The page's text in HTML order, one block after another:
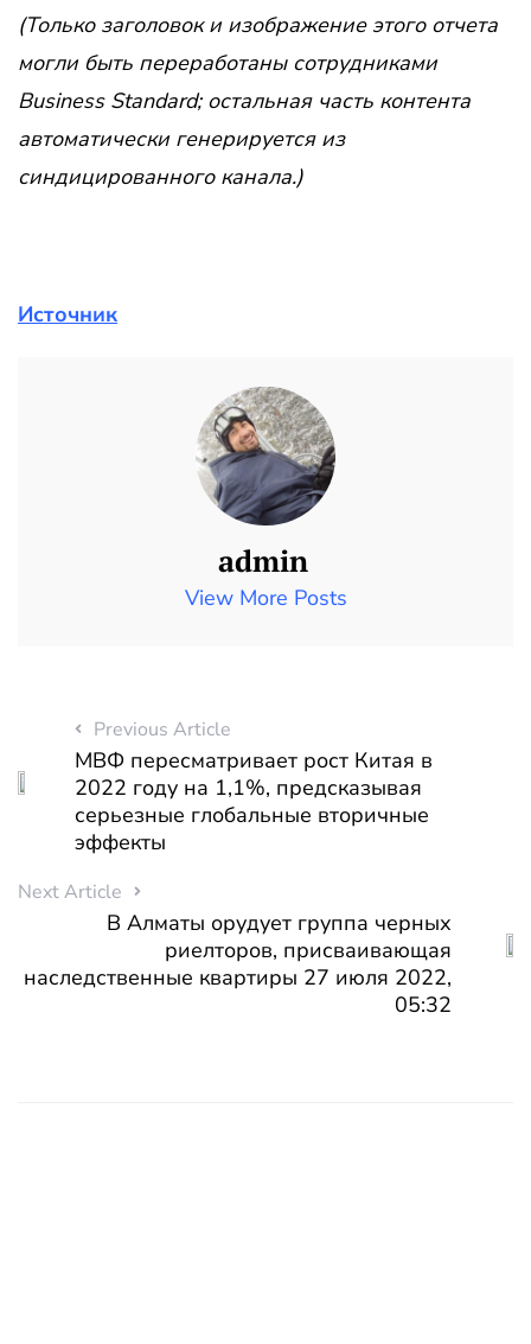
(Только заголовок и изображение этого отчета
могли быть переработаны сотрудниками
Business Standard; остальная часть контента
автоматически генерируется из
синдицированного канала.)
Источник
admin
View More Posts
Previous Article
МВФ пересматривает рост Китая в
2022 году на 1,1%, предсказывая
серьезные глобальные вторичные
эффекты
Next Article
В Алматы орудует группа черных
риелторов, присваивающая
наследственные квартиры 27 июля 2022,
05:32